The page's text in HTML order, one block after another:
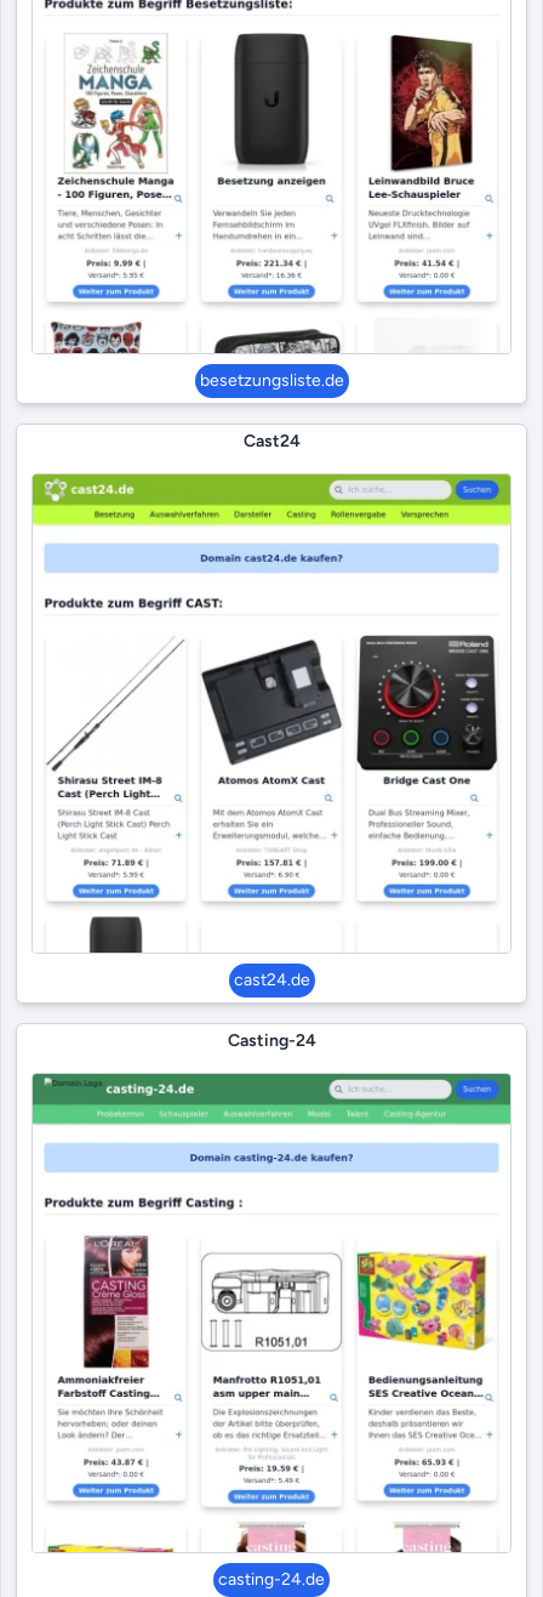
besetzungsliste.de
Cast24
cast24.de
Casting-24
casting-24.de